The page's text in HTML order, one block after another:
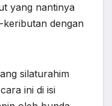
yang nantinya
keributan dengan
silaturahim
ini di isi